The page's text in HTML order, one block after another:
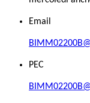
Email
PEC